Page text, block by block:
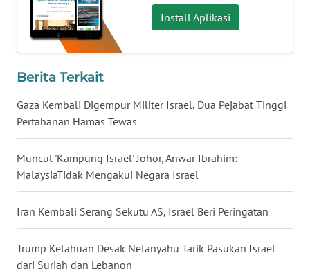
Install Aplikasi
Berita Terkait
Gaza Kembali Digempur Militer Israel, Dua Pejabat Tinggi
Pertahanan Hamas Tewas
Muncul 'Kampung Israel' Johor, Anwar Ibrahim:
MalaysiaTidak Mengakui Negara Israel
Iran Kembali Serang Sekutu AS, Israel Beri Peringatan
Trump Ketahuan Desak Netanyahu Tarik Pasukan Israel
dari Suriah dan Lebanon
WN
BABEL
WN
SUMBAR
WN
SUMSEL
WN
BENGKULU
WN